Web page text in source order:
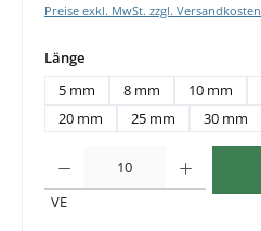
Preise exkl. MwSt. zzgl. Versandkosten
Längeauswählen
5 mm
8 mm 10 mm
20 mm
25 mm 30 mm
VE